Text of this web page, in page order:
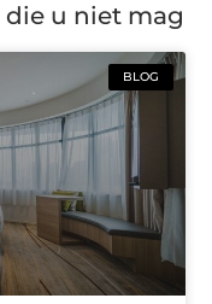
die u niet mag
BLOG